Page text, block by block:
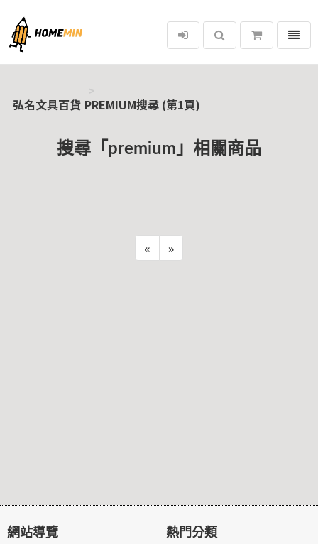
弘名文具百貨
選單
弘名文具百貨 PREMIUM搜尋 (第1頁)
搜尋「premium」相關商品
« »
網站導覽 熱門分類